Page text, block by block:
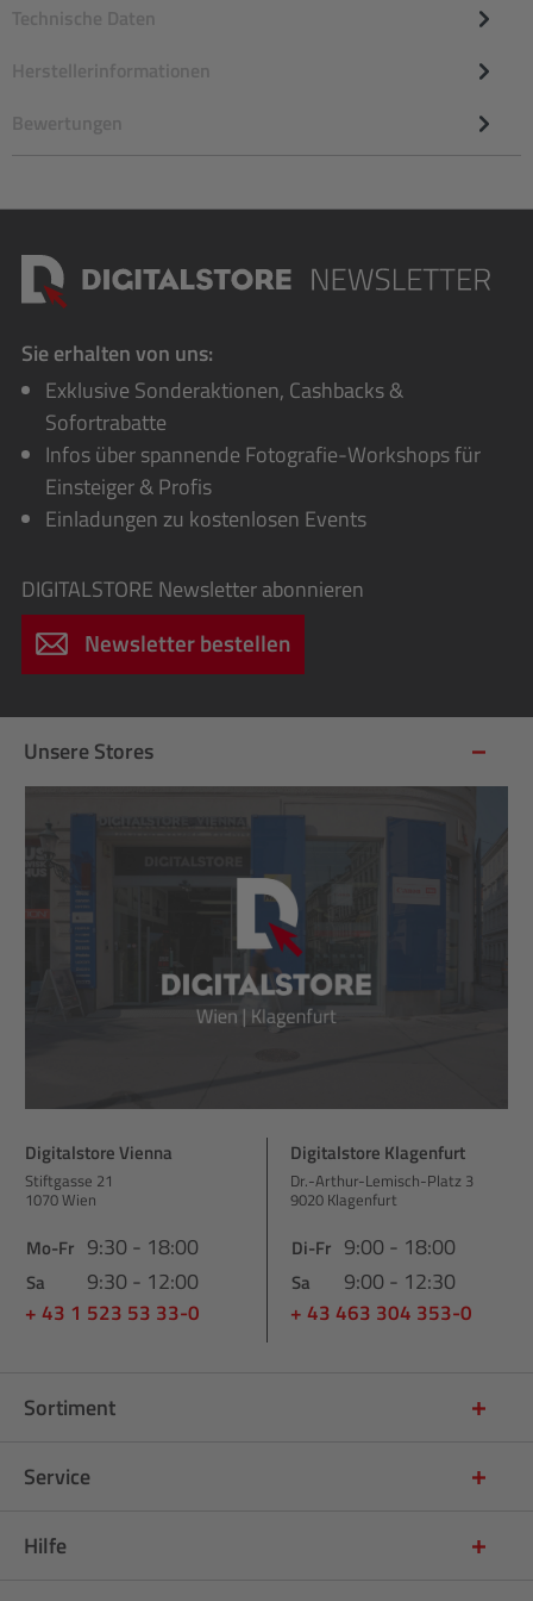
Technische Daten
Herstellerinformationen
Bewertungen
Sie erhalten von uns:
Exklusive Sonderaktionen, Cashbacks &
Sofortrabatte
Infos über spannende Fotografie-Workshops für
Einsteiger & Profis
Einladungen zu kostenlosen Events
DIGITALSTORE Newsletter abonnieren
Newsletter bestellen
Unsere Stores
Digitalstore Vienna
Stiftgasse 21
1070 Wien
Mo-Fr 9:30 - 18:00
Sa 9:30 - 12:00
+ 43 1 523 53 33-0
Digitalstore Klagenfurt
Dr.-Arthur-Lemisch-Platz 3
9020 Klagenfurt
Di-Fr 9:00 - 18:00
Sa 9:00 - 12:30
+ 43 463 304 353-0
Sortiment
Service
Hilfe